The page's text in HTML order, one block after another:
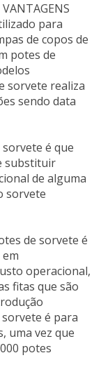
VANTAGENS
para
de copos de
potes de
sorvete realiza
sendo data
é que
substituir
de alguma
sorvete
de sorvete é
operacional,
fitas que são
é para
uma vez que
potes